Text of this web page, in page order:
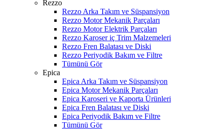
Rezzo
Rezzo Arka Takım ve Süspansiyon
Rezzo Motor Mekanik Parçaları
Rezzo Motor Elektrik Parçaları
Rezzo Karoser iç Trim Malzemeleri
Rezzo Fren Balatası ve Diski
Rezzo Periyodik Bakım ve Filtre
Tümünü Gör
Epica
Epica Arka Takım ve Süspansiyon
Epica Motor Mekanik Parçaları
Epica Karoseri ve Kaporta Ürünleri
Epica Fren Balatası ve Diski
Epica Periyodik Bakım ve Filtre
Tümünü Gör